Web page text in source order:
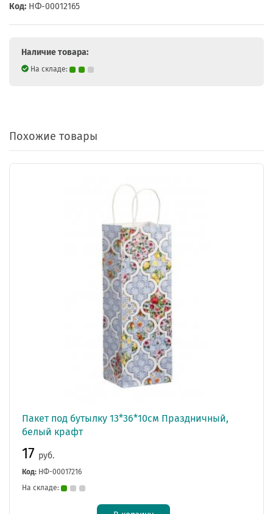
Код: НФ-00012165
Наличие товара:
На складе:
Похожие товары
Пакет под бутылку 13*36*10см Праздничный,
белый крафт
17 руб.
Код: НФ-00017216
На складе: